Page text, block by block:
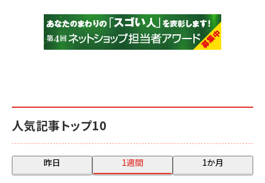
人気記事トップ10
昨日 1週間 1か月